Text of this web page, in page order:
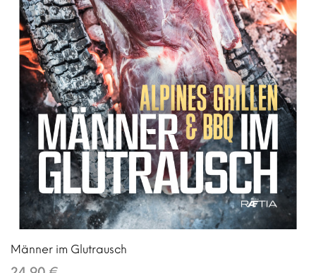
Männer im Glutrausch